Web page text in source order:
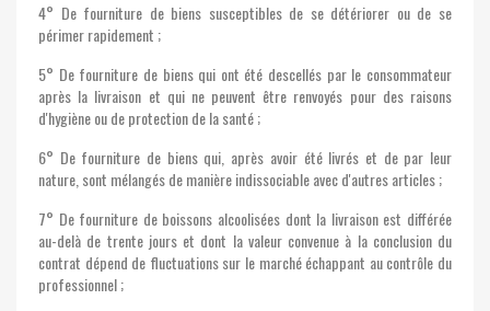
4° De fourniture de biens susceptibles de se détériorer ou de se
périmer rapidement ;
5° De fourniture de biens qui ont été descellés par le consommateur
après la livraison et qui ne peuvent être renvoyés pour des raisons
d'hygiène ou de protection de la santé ;
6° De fourniture de biens qui, après avoir été livrés et de par leur
nature, sont mélangés de manière indissociable avec d'autres articles ;
7° De fourniture de boissons alcoolisées dont la livraison est différée
au-delà de trente jours et dont la valeur convenue à la conclusion du
contrat dépend de fluctuations sur le marché échappant au contrôle du
professionnel ;